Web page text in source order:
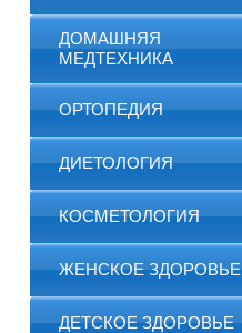
ДОМАШНЯЯ
МЕДТЕХНИКА
ОРТОПЕДИЯ
ДИЕТОЛОГИЯ
КОСМЕТОЛОГИЯ
ЖЕНСКОЕ ЗДОРОВЬЕ
ДЕТСКОЕ ЗДОРОВЬЕ